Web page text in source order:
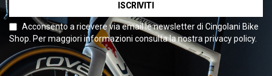
ISCRIVITI
Acconsento a ricevere via email le newsletter di Cingolani Bike
Shop. Per maggiori informazioni consulta la nostra privacy policy.